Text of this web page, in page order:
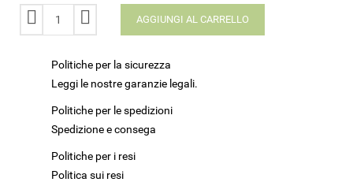
AGGIUNGI AL CARRELLO
Politiche per la sicurezza
Leggi le nostre garanzie legali.
Politiche per le spedizioni
Spedizione e consega
Politiche per i resi
Politica sui resi